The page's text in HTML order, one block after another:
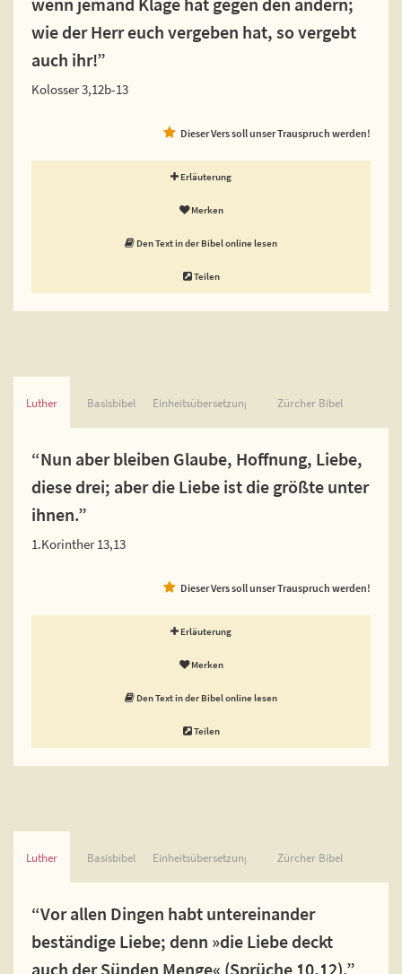
wie der Herr euch vergeben hat, so vergebt
auch ihr!”
Kolosser 3,12b-13
Dieser Vers soll unser Trauspruch werden!
Erläuterung
Merken
Den Text in der Bibel online lesen
Teilen
Luther Basisbibel Einheitsübersetzung Zürcher Bibel
“Nun aber bleiben Glaube, Hoffnung, Liebe,
diese drei; aber die Liebe ist die größte unter
ihnen.”
1.Korinther 13,13
Dieser Vers soll unser Trauspruch werden!
Erläuterung
Merken
Den Text in der Bibel online lesen
Teilen
Luther Basisbibel Einheitsübersetzung Zürcher Bibel
“Vor allen Dingen habt untereinander
beständige Liebe; denn »die Liebe deckt
auch der Sünden Menge« (Sprüche 10,12).”